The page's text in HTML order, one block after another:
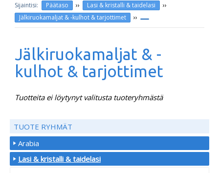
Päätaso ›› Lasi & kristalli & taidelasi ››
Jälkiruokamaljat & -kulhot & tarjottimet ››
Jälkiruokamaljat & -
kulhot & tarjottimet
Tuotteita ei löytynyt valitusta tuoteryhmästä
TUOTE RYHMÄT
Arabia
Lasi & kristalli & taidelasi